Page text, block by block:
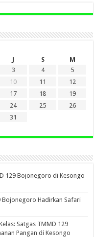
J S
M
3 4
5
10 11
12
17 18
19
24 25
26
31
129 Bojonegoro di Kesongo
Bojonegoro Hadirkan Safari
Satgas TMMD 129
Pangan di Kesongo